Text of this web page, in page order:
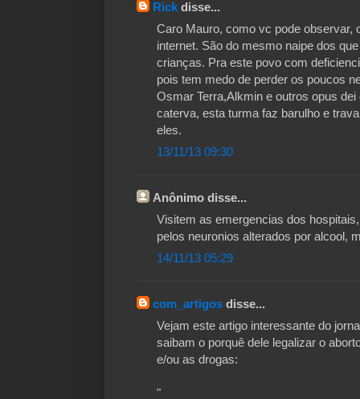
Rick disse...
Caro Mauro, como vc pode observar,
internet. São do mesmo naipe dos
crianças. Pra este povo com
pois tem medo de perder os poucos
Osmar Terra,Alkmin e outros opus
caterva, esta turma faz barulho e
eles.
13/11/13 09:30
Anônimo disse...
Visitem as emergencias dos
pelos neuronios alterados por alcool,
14/11/13 05:29
com_artigos disse...
Vejam este artigo interessante do
saibam o porquê dele legalizar o
e/ou as drogas:
"